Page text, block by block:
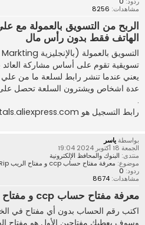
مشاهدات: 8256
الربح من التسويق بالعمولة مع
الهاتف فقط بدون رأس مال
تسويقية تقوم على أساس مشاركة العائد
يعني عندما تنشر رابط لسلعة ما من
عدة اشخاص ويشترون السلعة تحصل
رابط التسجيل هو https://portals.aliexpress.com ...
بواسطةياسر
الجمعة 18 أكتوبر 2024 19:04
منتدى: البنوك والمحافظ الإلكترونية
موضوع: معرفة مفتاح حساب ccp و مفتاح الريب Rip لأي حساب
ردود: 0
مشاهدات: 8674
معرفة مفتاح حساب ccp و مفتاح الريب Rip لأي حساب
اكتب رقم الحساب بدون أي مفتاح في